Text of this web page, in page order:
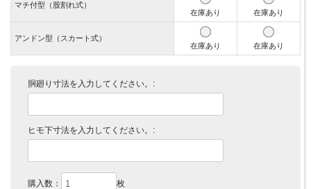
マチ付型（股割れ式）
在庫あり
在庫あり
アンドン型（スカート式）
在庫あり
在庫あり
胴廻り寸法を入力してください。:
ヒモ下寸法を入力してください。:
購入数： 枚